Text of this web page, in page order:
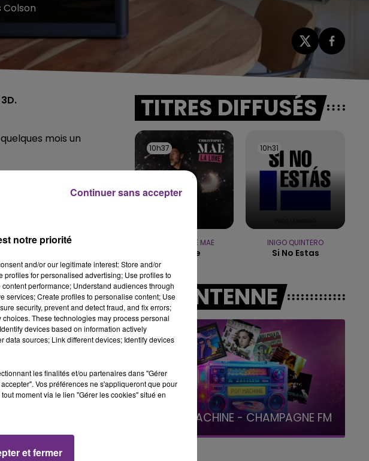
15h00 - 19h00
LE CLUB CHAMPAGNE FM
Colson
mois un
créer une
3D.
en
solution de
À l'exception des
besoin urgent en
confiant quant à
TITRES DIFFUSÉS
10h37
10h37
CHRISTOPHE MAE
La Lune
10h31
10h31
INIGO QUINTERO
Si No Estas
A L'ANTENNE
LA POP MACHINE - CHAMPAGNE FM
notre priorité
and/or our legitimate interest: Store and/or
for personalised advertising; Use profiles to
performance; Understand audiences through
services; Create profiles to personalise content; Use
security, prevent and detect fraud, and fix errors;
These technologies may process personal
devices based on information actively
sources; Link different devices; Identify devices
les finalités et/ou partenaires dans "Gérer
Vos préférences ne s'appliqueront que pour
moment via le lien "Gérer les cookies" situé en
et fermer
Continuer sans accepter